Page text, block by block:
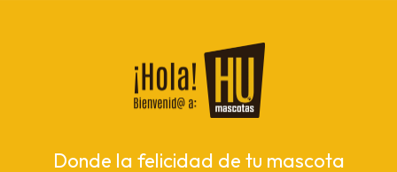
Donde la felicidad de tu mascota